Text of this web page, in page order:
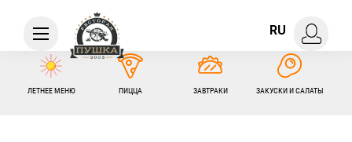
RU
ЛЕТНЕЕ МЕНЮ ПИЦЦА ЗАВТРАКИ ЗАКУСКИ И САЛАТЫ